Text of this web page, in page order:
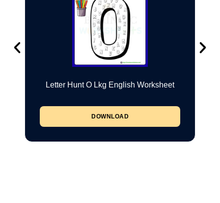
Letter Hunt O Lkg English Worksheet
DOWNLOAD